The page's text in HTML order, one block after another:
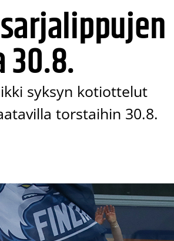
syksyn kotiottelut
torstaihin 30.8.